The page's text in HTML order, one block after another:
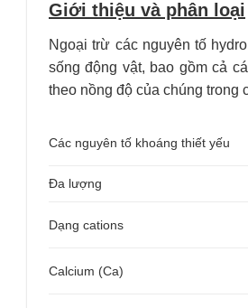
Giới thiệu và phân loại
Ngoại trừ các nguyên tố
sống động vật, bao gồm cả
theo nồng độ của chúng
Các nguyên tố khoáng thiết yếu
Đa lượng
Dạng cations
Calcium (Ca)